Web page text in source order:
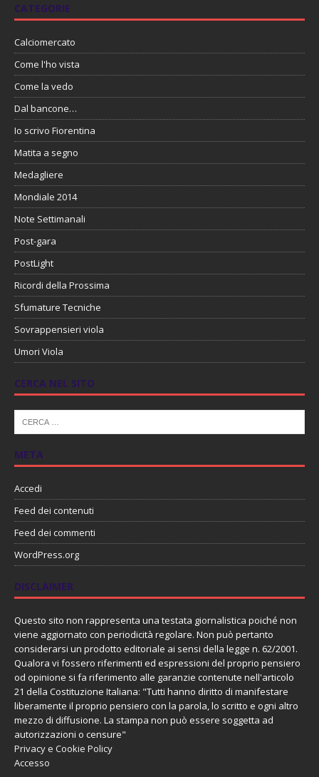
CATEGORIE
Calciomercato
Come l'ho vista
Come la vedo
Dal bancone…
Io scrivo Fiorentina
Matita a segno
Medagliere
Mondiale 2014
Note Settimanali
Post-gara
PostLight
Ricordi della Prossima
Sfumature Tecniche
Sovrappensieri viola
Umori Viola
CERCA NEL SITO
META
Accedi
Feed dei contenuti
Feed dei commenti
WordPress.org
DISCLAIMER
Questo sito non rappresenta una testata giornalistica poiché non
viene aggiornato con periodicità regolare. Non può pertanto
considerarsi un prodotto editoriale ai sensi della legge n. 62/2001.
Qualora vi fossero riferimenti ed espressioni del proprio pensiero
od opinione si fa riferimento alle garanzie contenute nell'articolo
21 della Costituzione Italiana: "Tutti hanno diritto di manifestare
liberamente il proprio pensiero con la parola, lo scritto e ogni altro
mezzo di diffusione. La stampa non può essere soggetta ad
autorizzazioni o censure"
Privacy e Cookie Policy
Accesso